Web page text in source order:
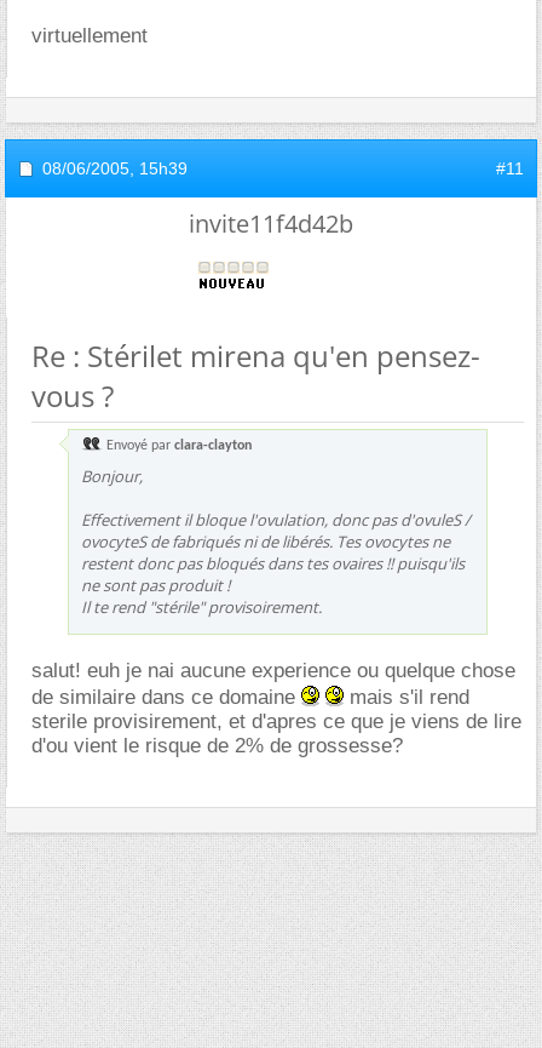
virtuellement
08/06/2005, 15h39 #11
invite11f4d42b
Re : Stérilet mirena qu'en pensez-
vous ?
Envoyé par clara-clayton
Bonjour,
Effectivement il bloque l'ovulation, donc pas d'ovuleS /
ovocyteS de fabriqués ni de libérés. Tes ovocytes ne
restent donc pas bloqués dans tes ovaires !! puisqu'ils
ne sont pas produit !
Il te rend "stérile" provisoirement.
salut! euh je nai aucune experience ou quelque chose
de similaire dans ce domaine
mais s'il rend
sterile provisirement, et d'apres ce que je viens de lire
d'ou vient le risque de 2% de grossesse?